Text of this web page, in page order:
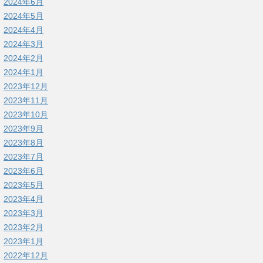
2024年5月
2024年4月
2024年3月
2024年2月
2024年1月
2023年12月
2023年11月
2023年10月
2023年9月
2023年8月
2023年7月
2023年6月
2023年5月
2023年4月
2023年3月
2023年2月
2023年1月
2022年12月